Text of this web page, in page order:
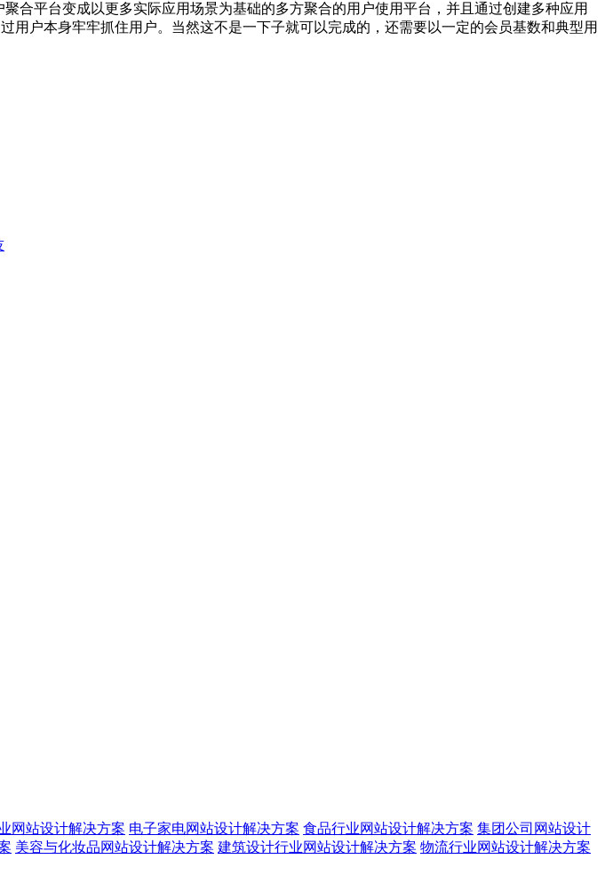
平台变成以更多实际应用场景为基础的多方聚合的用户使用平台，并且通过创建多种应用
户本身牢牢抓住用户。当然这不是一下子就可以完成的，还需要以一定的会员基数和典型用
网站设计解决方案 电子家电网站设计解决方案 食品行业网站设计解决方案 集团公司网站设计
美容与化妆品网站设计解决方案 建筑设计行业网站设计解决方案 物流行业网站设计解决方案